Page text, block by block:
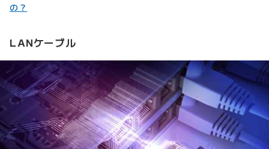
の？
LANケーブル